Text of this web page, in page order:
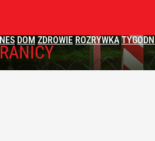
DOM ZDROWIE ROZRYWKA